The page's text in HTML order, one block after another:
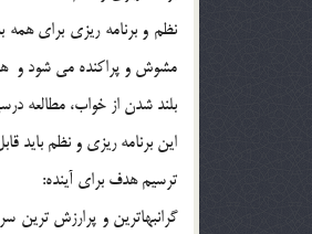
نظم و برنامه ريزي براي
مشوش و پراكنده مي شود و هم
بلند شدن از خواب، مطالعه
اين برنامه ريزي و نظم بايد
ترسيم هدف براي آينده:
گرانبهاترين و پرارزش